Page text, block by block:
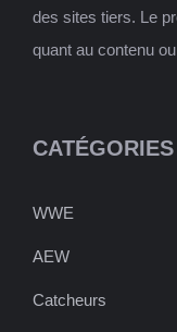
des sites tiers. Le
quant au contenu
CATÉGORIES
WWE
AEW
Catcheurs